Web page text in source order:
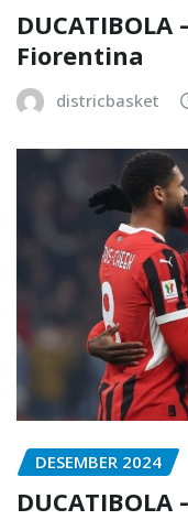
Fiorentina
districbasket
DESEMBER 2024